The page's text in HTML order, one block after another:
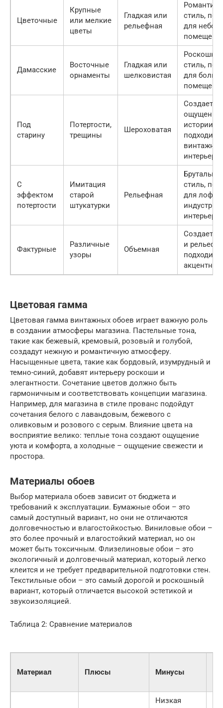
Цветочные
Крупные
или мелкие
цветы
Гладкая или
рельефная
стиль,
для
Дамасские
Восточные
орнаменты
Гладкая или
шелковистая
стиль,
для
Под
старину
Потертости,
трещины
Шероховатая
Создает
ощущение
истории,
подходит
С
эффектом
потертости
Имитация
старой
штукатурки
Рельефная
стиль,
для
Фактурные
Различные
узоры
Объемная
Создает
и рельеф,
подходит
акцентных
Цветовая гамма
Цветовая гамма винтажных обоев играет важную роль
в создании атмосферы магазина. Пастельные тона,
такие как бежевый, кремовый, розовый и голубой,
создадут нежную и романтичную атмосферу.
Насыщенные цвета, такие как бордовый, изумрудный и
темно-синий, добавят интерьеру роскоши и
элегантности. Сочетание цветов должно быть
гармоничным и соответствовать концепции магазина.
Например, для магазина в стиле прованс подойдут
сочетания белого с лавандовым, бежевого с
оливковым и розового с серым. Влияние цвета на
восприятие велико: теплые тона создают ощущение
уюта и комфорта, а холодные – ощущение свежести и
простора.
Материалы обоев
Выбор материала обоев зависит от бюджета и
требований к эксплуатации. Бумажные обои – это
самый доступный вариант, но они не отличаются
долговечностью и влагостойкостью. Виниловые обои –
это более прочный и влагостойкий материал, но он
может быть токсичным. Флизелиновые обои – это
экологичный и долговечный материал, который легко
клеится и не требует предварительной подготовки стен.
Текстильные обои – это самый дорогой и роскошный
вариант, который отличается высокой эстетикой и
звукоизоляцией.
Таблица 2: Сравнение материалов
Материал Плюсы Минусы
Низкая